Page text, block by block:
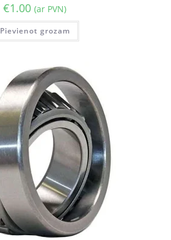
€1.00 (ar PVN)
Pievienot grozam